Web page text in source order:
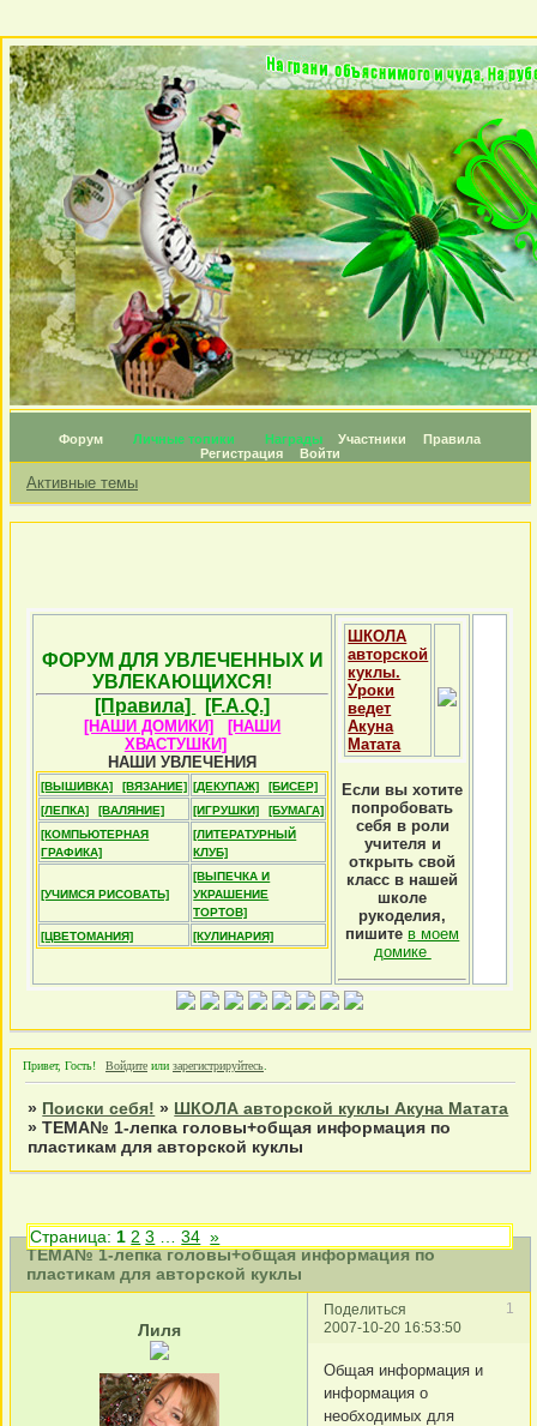
Форум Личные топики Награды Участники
Правила
Регистрация
Войти
Активные темы
ФОРУМ ДЛЯ УВЛЕЧЕННЫХ И
УВЛЕКАЮЩИХСЯ!
[Правила]
[F.A.Q.]
[НАШИ ДОМИКИ]
[НАШИ
ХВАСТУШКИ]
НАШИ УВЛЕЧЕНИЯ
[ВЫШИВКА] [ВЯЗАНИЕ] [ДЕКУПАЖ]
[БИСЕР]
[ЛЕПКА]
[ВАЛЯНИЕ] [ИГРУШКИ]
[БУМАГА]
[КОМПЬЮТЕРНАЯ
ГРАФИКА]
[ЛИТЕРАТУРНЫЙ
КЛУБ]
[УЧИМСЯ РИСОВАТЬ]
[ВЫПЕЧКА И
УКРАШЕНИЕ
ТОРТОВ]
[ЦВЕТОМАНИЯ]
[КУЛИНАРИЯ]
ШКОЛА
авторской
куклы.
Уроки
ведет
Акуна
Матата
Если вы хотите
попробовать
себя в роли
учителя и
открыть свой
класс в нашей
школе
рукоделия,
пишите в моем
домике
Привет, Гость! Войдите или зарегистрируйтесь
» Поиски себя! » ШКОЛА авторской куклы Акуна Матата
»ТЕМА№ 1-лепка головы+общая информация по
пластикам для авторской куклы
ТЕМА№ 1-лепка головы+общая информация по
пластикам для авторской куклы
Страница: 1 2 3 34 »
Поделиться
1
2007-10-20 16:53:50
Лиля
Общая информация и
информация о
необходимых для